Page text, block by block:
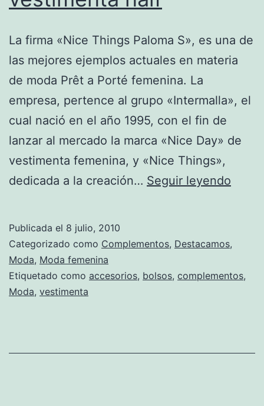
La firma «Nice Things Paloma S», es una de
las mejores ejemplos actuales en materia
de moda Prêt a Porté femenina. La
empresa, pertence al grupo «Intermalla», el
cual nació en el año 1995, con el fin de
lanzar al mercado la marca «Nice Day» de
vestimenta femenina, y «Nice Things»,
dedicada a la creación… Seguir leyendo
mejor
Publicada el 8 julio, 2010
Categorizado como Complementos, Destacamos,
Moda, Moda femenina
Etiquetado como accesorios, bolsos, complementos,
Moda, vestimenta